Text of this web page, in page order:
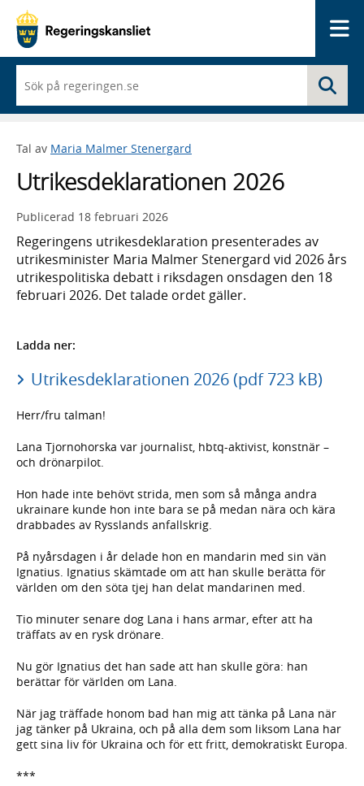
du
börjar
skriva
framträder
lista
med
sökförslag
Tal av Maria Malmer Stenergard
Utrikesdeklarationen 2026
Publicerad 18 februari 2026
Regeringens utrikesdeklaration presenterades av
utrikesminister Maria Malmer Stenergard vid 2026 års
utrikespolitiska debatt i riksdagen onsdagen den 18
februari 2026. Det talade ordet gäller.
Ladda ner:
Utrikesdeklarationen 2026 (pdf 723 kB)
Herr/fru talman!
Lana Tjornohorska var journalist, hbtq-aktivist, konstnär –
och drönarpilot.
Hon hade inte behövt strida, men som så många andra
ukrainare kunde hon inte bara se på medan nära och kära
drabbades av Rysslands anfallskrig.
På nyårsdagen i år delade hon en mandarin med sin vän
Ignatius. Ignatius skämtade om att han skulle berätta för
världen om den söta tjej han delat mandarinen med.
Tio minuter senare dog Lana i hans armar, efter att ha
träffats av en rysk drönare.
Nu gör Ignatius det han sade att han skulle göra: han
berättar för världen om Lana.
När jag träffade honom bad han mig att tänka på Lana när
jag tänker på Ukraina, och på alla dem som liksom Lana har
gett sina liv för Ukraina och för ett fritt, demokratiskt Europa.
***